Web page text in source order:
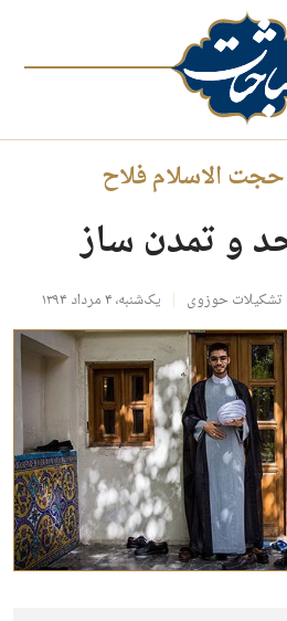
الاسلام فلاح
و تمدن ساز
تشکیلات حوزوی یک‌شنبه، ۴ مرداد ۱۳۹۴